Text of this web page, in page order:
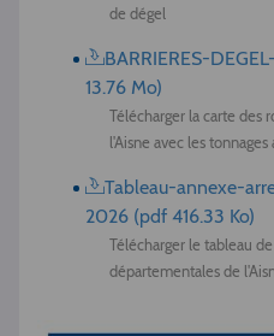
de dégel
BARRIERES-
13.76 Mo)
Télécharger la carte des
l'Aisne avec les tonnages
Tableau-annexe-
2026 (pdf 416.33 Ko)
Télécharger le tableau
départementales de